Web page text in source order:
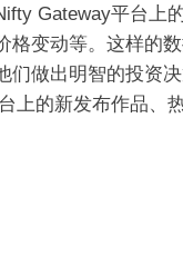
Gateway平台上
格变动等。这样的
们做出明智的投资
上的新发布作品、